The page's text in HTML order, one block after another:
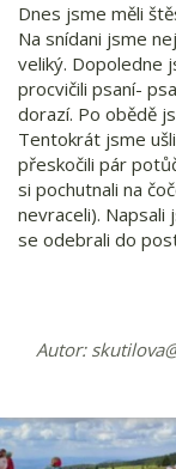
Dnes jsme měli
Na snídani jsme
veliký. Dopoledne
procvičili psaní-
dorazí. Po obědě
Tentokrát jsme
přeskočili pár
si pochutnali na
nevraceli). Napsali
se odebrali do
Autor: